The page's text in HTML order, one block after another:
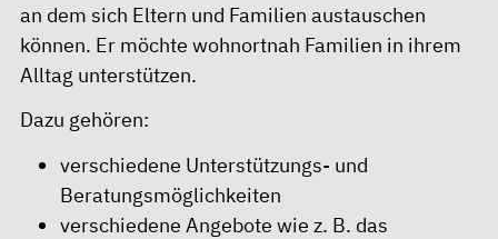
an dem sich Eltern und Familien austauschen
können. Er möchte wohnortnah Familien in ihrem
Alltag unterstützen.
Dazu gehören:
verschiedene Unterstützungs- und
Beratungsmöglichkeiten
verschiedene Angebote wie z. B. das